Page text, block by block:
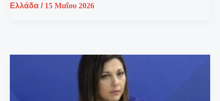
Ελλάδα / 15 Μαΐου 2026